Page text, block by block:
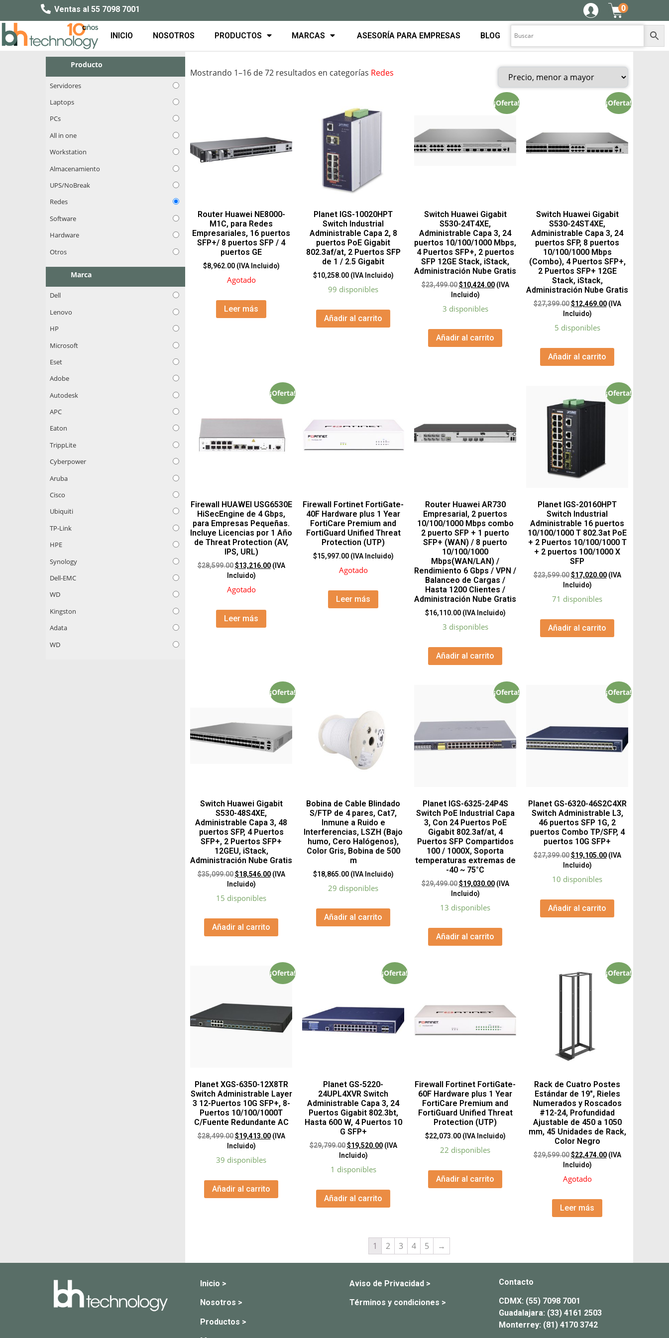
Ventas al 55 7098 7001 0
INICIO NOSOTROS PRODUCTOS MARCAS ASESORÍA PARA EMPRESAS BLOG
Producto
Servidores
Laptops
PCs
All in one
Workstation
Almacenamiento
UPS/NoBreak
Redes
Software
Hardware
Otros
Marca
Dell
Lenovo
HP
Microsoft
Eset
Adobe
Autodesk
APC
Eaton
TrippLite
Cyberpower
Aruba
Cisco
Ubiquiti
TP-Link
HPE
Synology
Dell-EMC
WD
Kingston
Adata
WD
Mostrando 1–16 de 72 resultados en categorías Redes
Router Huawei NE8000-
M1C, para Redes
Empresariales, 16 puertos
SFP+/ 8 puertos SFP / 4
puertos GE
$8,962.00(IVA Incluido)
Agotado
Leer más
Planet IGS-10020HPT
Switch Industrial
Administrable Capa 2, 8
puertos PoE Gigabit
802.3af/at, 2 Puertos SFP
de 1 / 2.5 Gigabit
$10,258.00(IVA Incluido)
99 disponibles
Añadir al carrito
¡Oferta!
Switch Huawei Gigabit
S530-24T4XE,
Administrable Capa 3, 24
puertos 10/100/1000 Mbps,
4 Puertos SFP+, 2 puertos
SFP 12GE Stack, iStack,
Administración Nube Gratis
$23,499.00 $10,424.00(IVA
Incluido)
3 disponibles
Añadir al carrito
¡Oferta!
Switch Huawei Gigabit
S530-24ST4XE,
Administrable Capa 3, 24
puertos SFP, 8 puertos
10/100/1000 Mbps
(Combo), 4 Puertos SFP+,
2 Puertos SFP+ 12GE
Stack, iStack,
Administración Nube Gratis
$27,399.00 $12,469.00(IVA
Incluido)
5 disponibles
Añadir al carrito
¡Oferta!
Firewall HUAWEI USG6530E
HiSecEngine de 4 Gbps,
para Empresas Pequeñas.
Incluye Licencias por 1 Año
de Threat Protection (AV,
IPS, URL)
$28,599.00 $13,216.00(IVA
Incluido)
Agotado
Leer más
Firewall Fortinet FortiGate-
40F Hardware plus 1 Year
FortiCare Premium and
FortiGuard Unified Threat
Protection (UTP)
$15,997.00(IVA Incluido)
Agotado
Leer más
Router Huawei AR730
Empresarial, 2 puertos
10/100/1000 Mbps combo
2 puerto SFP + 1 puerto
SFP+ (WAN) / 8 puerto
10/100/1000
Mbps(WAN/LAN) /
Rendimiento 6 Gbps / VPN /
Balanceo de Cargas /
Hasta 1200 Clientes /
Administración Nube Gratis
$16,110.00(IVA Incluido)
3 disponibles
Añadir al carrito
¡Oferta!
Planet IGS-20160HPT
Switch Industrial
Administrable 16 puertos
10/100/1000 T 802.3at PoE
+ 2 Puertos 10/100/1000 T
+ 2 puertos 100/1000 X
SFP
$23,599.00 $17,020.00(IVA
Incluido)
71 disponibles
Añadir al carrito
¡Oferta!
Switch Huawei Gigabit
S530-48S4XE,
Administrable Capa 3, 48
puertos SFP, 4 Puertos
SFP+, 2 Puertos SFP+
12GEU, iStack,
Administración Nube Gratis
$35,099.00 $18,546.00(IVA
Incluido)
15 disponibles
Añadir al carrito
Bobina de Cable Blindado
S/FTP de 4 pares, Cat7,
Inmune a Ruido e
Interferencias, LSZH (Bajo
humo, Cero Halógenos),
Color Gris, Bobina de 500
m
$18,865.00(IVA Incluido)
29 disponibles
Añadir al carrito
¡Oferta!
Planet IGS-6325-24P4S
Switch PoE Industrial Capa
3, Con 24 Puertos PoE
Gigabit 802.3af/at, 4
Puertos SFP Compartidos
100 / 1000X, Soporta
temperaturas extremas de
-40 ~ 75°C
$29,499.00 $19,030.00(IVA
Incluido)
13 disponibles
Añadir al carrito
¡Oferta!
Planet GS-6320-46S2C4XR
Switch Administrable L3,
46 puertos SFP 1G, 2
puertos Combo TP/SFP, 4
puertos 10G SFP+
$27,399.00 $19,105.00(IVA
Incluido)
10 disponibles
Añadir al carrito
¡Oferta!
Planet XGS-6350-12X8TR
Switch Administrable Layer
3 12-Puertos 10G SFP+, 8-
Puertos 10/100/1000T
C/Fuente Redundante AC
$28,499.00 $19,413.00(IVA
Incluido)
39 disponibles
Añadir al carrito
¡Oferta!
Planet GS-5220-
24UPL4XVR Switch
Administrable Capa 3, 24
Puertos Gigabit 802.3bt,
Hasta 600 W, 4 Puertos 10
G SFP+
$29,799.00 $19,520.00(IVA
Incluido)
1 disponibles
Añadir al carrito
Firewall Fortinet FortiGate-
60F Hardware plus 1 Year
FortiCare Premium and
FortiGuard Unified Threat
Protection (UTP)
$22,073.00(IVA Incluido)
22 disponibles
Añadir al carrito
¡Oferta!
Rack de Cuatro Postes
Estándar de 19″, Rieles
Numerados y Roscados
#12-24, Profundidad
Ajustable de 450 a 1050
mm, 45 Unidades de Rack,
Color Negro
$29,599.00 $22,474.00(IVA
Incluido)
Agotado
Leer más
1 2 3 4 5 →
Inicio >
Nosotros >
Productos >
Aviso de Privacidad >
Términos y condiciones >
Contacto
CDMX: (55) 7098 7001
Guadalajara: (33) 4161 2503
Monterrey: (81) 4170 3742